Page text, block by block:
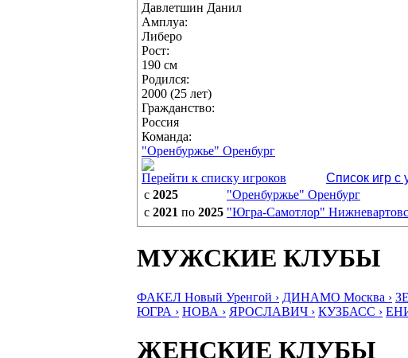
Давлетшин Данил
Амплуа:
Либеро
Рост:
190 см
Родился:
2000 (25 лет)
Гражданство:
Россия
Команда:
"Оренбуржье" Оренбург
Перейти к списку игроков
Список игр с
с 2025 "Оренбуржье" Оренбург
с 2021 по 2025 "Югра-Самотлор"
МУЖСКИЕ КЛУБЫ
ФАКЕЛ Новый Уренгой › ДИНАМО Москва ›
ЮГРА › НОВА › ЯРОСЛАВИЧ › КУЗБАСС ›
ЖЕНСКИЕ КЛУБЫ